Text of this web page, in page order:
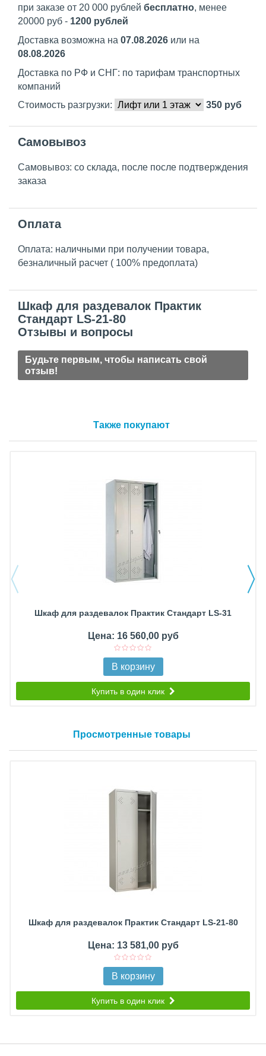
при заказе от 20 000 рублей бесплатно, менее
20000 руб - 1200 рублей
Доставка возможна на 07.08.2026 или на
08.08.2026
Доставка по РФ и СНГ: по тарифам транспортных
компаний
Стоимость разгрузки:
350 руб
Самовывоз
Самовывоз: со склада, после после подтверждения
заказа
Оплата
Оплата: наличными при получении товара,
безналичный расчет ( 100% предоплата)
Шкаф для раздевалок Практик
Стандарт LS-21-80
Отзывы и вопросы
Будьте первым, чтобы написать свой
отзыв!
Также покупают
Шкаф для раздевалок Практик Стандарт LS-31
Цена: 16 560,00 руб
В корзину
Купить в один клик
Просмотренные товары
Шкаф для раздевалок Практик Стандарт LS-21-80
Цена: 13 581,00 руб
В корзину
Купить в один клик